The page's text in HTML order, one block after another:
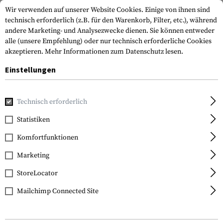
Home Tactical Gear
Blackhawk
SERPA Holster für
P220/225/226/228/229
Left
Wir verwenden auf unserer Website Cookies. Einige von ihnen sind
technisch erforderlich (z.B. für den Warenkorb, Filter, etc.), während
andere Marketing- und Analysezwecke dienen. Sie können entweder
alle (unsere Empfehlung) oder nur technisch erforderliche Cookies
akzeptieren. Mehr Informationen zum Datenschutz lesen.
Einstellungen
Technisch erforderlich
Statistiken
Komfortfunktionen
Marketing
StoreLocator
Mailchimp Connected Site